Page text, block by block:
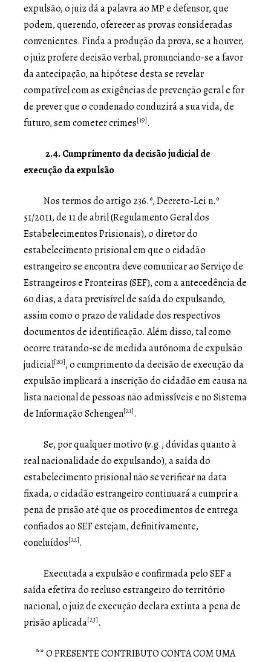
expulsão, o juiz dá a palavra ao MP e defensor, que
podem, querendo, oferecer as provas consideradas
convenientes. Finda a produção da prova, se a houver,
o juiz profere decisão verbal, pronunciando-se a favor
da antecipação, na hipótese desta se revelar
compatível com as exigências de prevenção geral e for
de prever que o condenado conduzirá a sua vida, de
futuro, sem cometer crimes[19].
2.4. Cumprimento da decisão judicial de
execução da expulsão
Nos termos do artigo 236.º, Decreto-Lei n.º
51/2011, de 11 de abril (Regulamento Geral dos
Estabelecimentos Prisionais), o diretor do
estabelecimento prisional em que o cidadão
estrangeiro se encontra deve comunicar ao Serviço de
Estrangeiros e Fronteiras (SEF), com a antecedência de
60 dias, a data previsível de saída do expulsando,
assim como o prazo de validade dos respectivos
documentos de identificação. Além disso, tal como
ocorre tratando-se de medida autónoma de expulsão
judicial[20], o cumprimento da decisão de execução da
expulsão implicará a inscrição do cidadão em causa na
lista nacional de pessoas não admissíveis e no Sistema
de Informação Schengen[21].
Se, por qualquer motivo (v.g., dúvidas quanto à
real nacionalidade do expulsando), a saída do
estabelecimento prisional não se verificar na data
fixada, o cidadão estrangeiro continuará a cumprir a
pena de prisão até que os procedimentos de entrega
confiados ao SEF estejam, definitivamente,
concluídos[22].
Executada a expulsão e confirmada pelo SEF a
saída efetiva do recluso estrangeiro do território
nacional, o juiz de execução declara extinta a pena de
prisão aplicada[23].
** O PRESENTE CONTRIBUTO CONTA COM UMA